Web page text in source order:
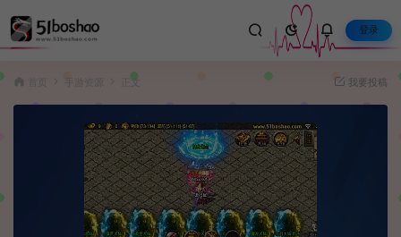
登录
手游资源 正文 我要投稿